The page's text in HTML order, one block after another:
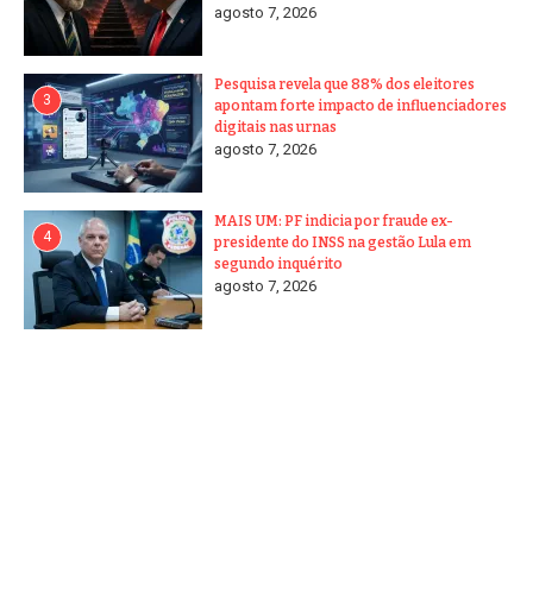
agosto 7, 2026
3
Pesquisa revela que 88% dos eleitores
apontam forte impacto de influenciadores
digitais nas urnas
agosto 7, 2026
4
MAIS UM: PF indicia por fraude ex-
presidente do INSS na gestão Lula em
segundo inquérito
agosto 7, 2026